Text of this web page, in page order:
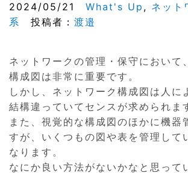
2024/05/21 What's Up , ネット
系 投稿者： 渡邉
ネットワークの管理・保守において
構成図は非常に重要です。
しかし、ネットワーク構成図は人に
結構違っていてセンスが求められま
また、視覚的な構成図のほかに機器
すが、いくつもの図や表を管理して
なります。
なにか良い方法がないかなと思って